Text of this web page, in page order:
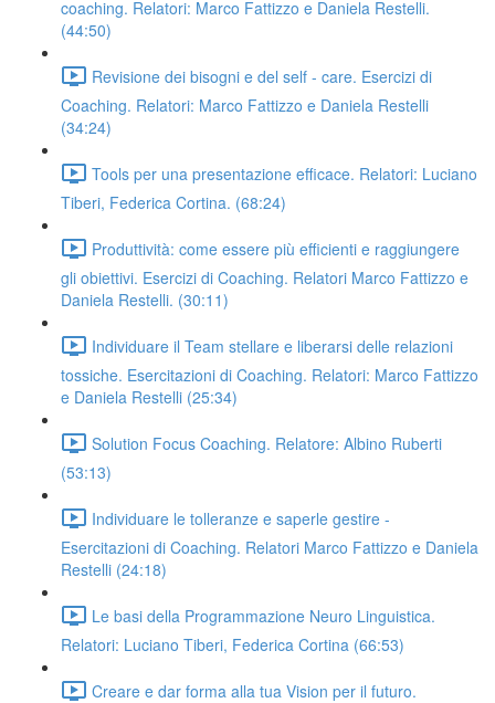
coaching. Relatori: Marco Fattizzo e Daniela Restelli.
(44:50)
Revisione dei bisogni e del self - care. Esercizi di
Coaching. Relatori: Marco Fattizzo e Daniela Restelli
(34:24)
Tools per una presentazione efficace. Relatori: Luciano
Tiberi, Federica Cortina. (68:24)
Produttività: come essere più efficienti e raggiungere
gli obiettivi. Esercizi di Coaching. Relatori Marco Fattizzo e
Daniela Restelli. (30:11)
Individuare il Team stellare e liberarsi delle relazioni
tossiche. Esercitazioni di Coaching. Relatori: Marco Fattizzo
e Daniela Restelli (25:34)
Solution Focus Coaching. Relatore: Albino Ruberti
(53:13)
Individuare le tolleranze e saperle gestire -
Esercitazioni di Coaching. Relatori Marco Fattizzo e Daniela
Restelli (24:18)
Le basi della Programmazione Neuro Linguistica.
Relatori: Luciano Tiberi, Federica Cortina (66:53)
Creare e dar forma alla tua Vision per il futuro.